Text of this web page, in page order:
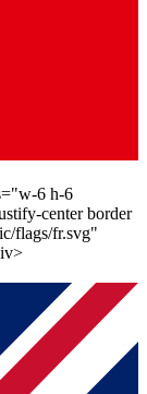
6 h-6
center border
flags/fr.svg"